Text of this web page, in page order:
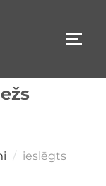
ieslēgts